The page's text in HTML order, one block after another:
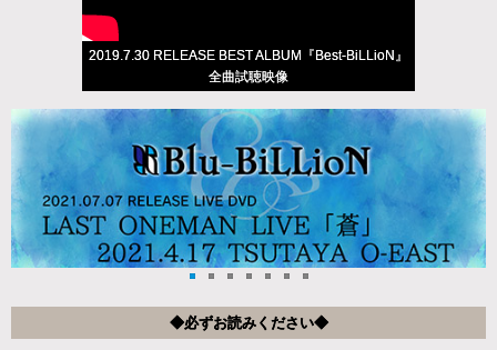
2019.7.30 RELEASE BEST ALBUM『Best-BiLLioN』
全曲試聴映像
◆必ずお読みください◆